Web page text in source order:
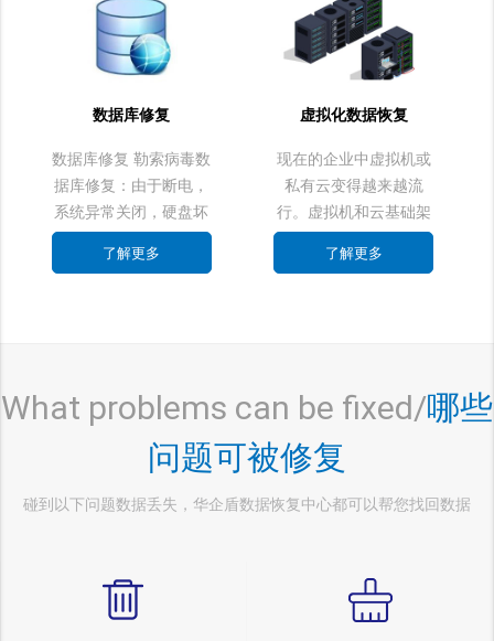
据恢复中心一直在为不
断发展的硬盘驱动器技
术开发工具和技术，能
业或个人挽救磁盘中丢
失的数据。
断电、插拔磁盘造成顺
序错乱、重新配置RAID
阵列信息、
数据库修复
数据库修复 勒索病毒数
据库修复：由于断电，
系统异常关闭，硬盘坏
道，人为误操作等造成
数据库文件损坏或丢
务数据 网站信息系统查
询无法应用等，华企盾
数据恢复可针对目前各
类型损坏的数据库文件
和表丢失现象进行修复
了解更多
虚拟化数据恢复
现在的企业中虚拟机或
私有云变得越来越流
行。虚拟机和云基础架
构有着安全恢复策略，
但仍然会受到内外部因
了解更多
What problems can be fixed/哪些
问题可被修复
碰到以下问题数据丢失，华企盾数据恢复中心都可以帮您找回数据